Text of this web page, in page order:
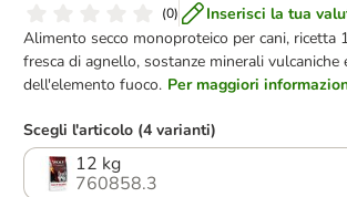
(0)
Inserisci la tua
Alimento secco monoproteico per cani, ricetta
fresca di agnello, sostanze minerali
dell'elemento fuoco. Per maggiori
Scegli l'articolo (4 varianti)
12 kg
760858.3